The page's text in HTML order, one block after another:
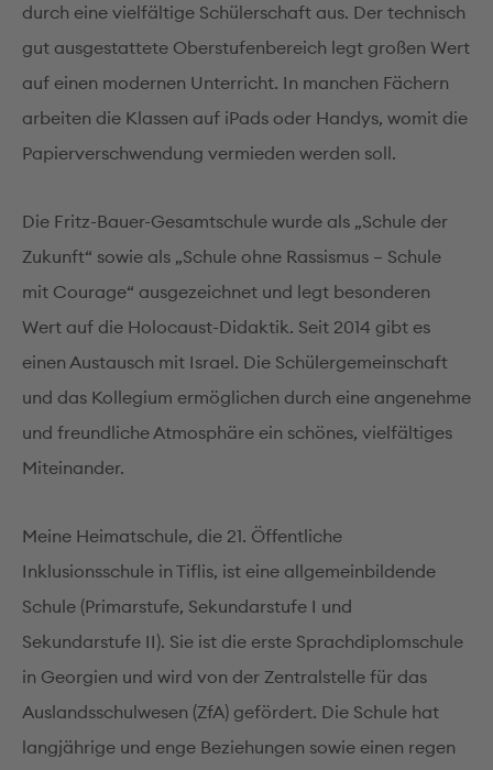
durch eine vielfältige Schülerschaft aus. Der technisch
gut ausgestattete Oberstufenbereich legt großen Wert
auf einen modernen Unterricht. In manchen Fächern
arbeiten die Klassen auf iPads oder Handys, womit die
Papierverschwendung vermieden werden soll.
Die Fritz-Bauer-Gesamtschule wurde als „Schule der
Zukunft“ sowie als „Schule ohne Rassismus – Schule
mit Courage“ ausgezeichnet und legt besonderen
Wert auf die Holocaust-Didaktik. Seit 2014 gibt es
einen Austausch mit Israel. Die Schülergemeinschaft
und das Kollegium ermöglichen durch eine angenehme
und freundliche Atmosphäre ein schönes, vielfältiges
Miteinander.
Meine Heimatschule, die 21. Öffentliche
Inklusionsschule in Tiflis, ist eine allgemeinbildende
Schule (Primarstufe, Sekundarstufe I und
Sekundarstufe II). Sie ist die erste Sprachdiplomschule
in Georgien und wird von der Zentralstelle für das
Auslandsschulwesen (ZfA) gefördert. Die Schule hat
langjährige und enge Beziehungen sowie einen regen